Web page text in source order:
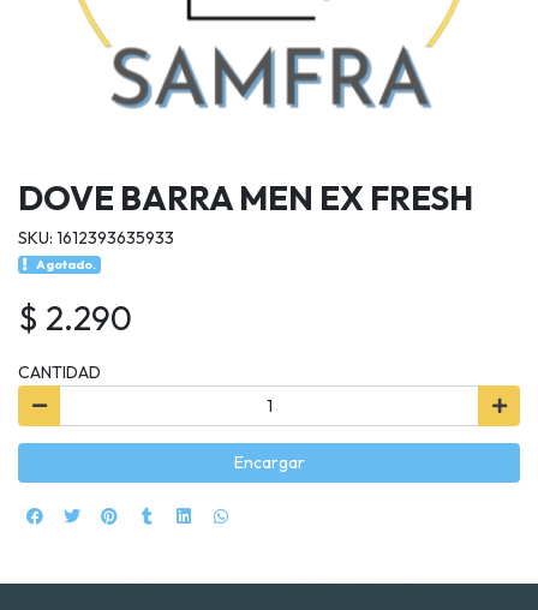
DOVE BARRA MEN EX FRESH
SKU: 1612393635933
Agotado.
$ 2.290
CANTIDAD
Encargar